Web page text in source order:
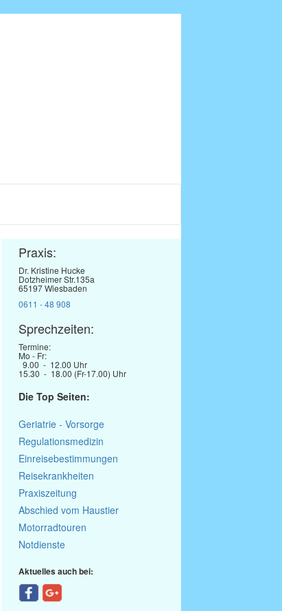
Praxis:
Dr. Kristine Hucke
Dotzheimer Str.135a
65197 Wiesbaden
0611 - 48 908
Sprechzeiten:
Termine:
Mo - Fr:
9.00 - 12.00 Uhr
15.30 - 18.00 (Fr-17.00) Uhr
Die Top Seiten:
Geriatrie - Vorsorge
Regulationsmedizin
Einreisebestimmungen
Reisekrankheiten
Praxiszeitung
Abschied vom Haustier
Motorradtouren
Notdienste
Aktuelles auch bei: